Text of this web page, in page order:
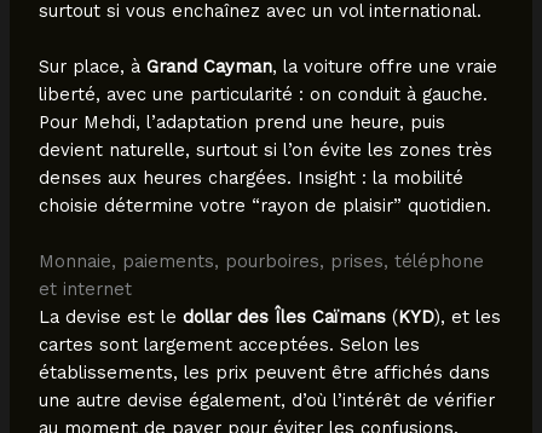
surtout si vous enchaînez avec un vol international.
Sur place, à Grand Cayman, la voiture offre une vraie
liberté, avec une particularité : on conduit à gauche.
Pour Mehdi, l’adaptation prend une heure, puis
devient naturelle, surtout si l’on évite les zones très
denses aux heures chargées. Insight : la mobilité
choisie détermine votre “rayon de plaisir” quotidien.
Monnaie, paiements, pourboires, prises, téléphone
et internet
La devise est le dollar des Îles Caïmans(KYD), et les
cartes sont largement acceptées. Selon les
établissements, les prix peuvent être affichés dans
une autre devise également, d’où l’intérêt de vérifier
au moment de payer pour éviter les confusions.